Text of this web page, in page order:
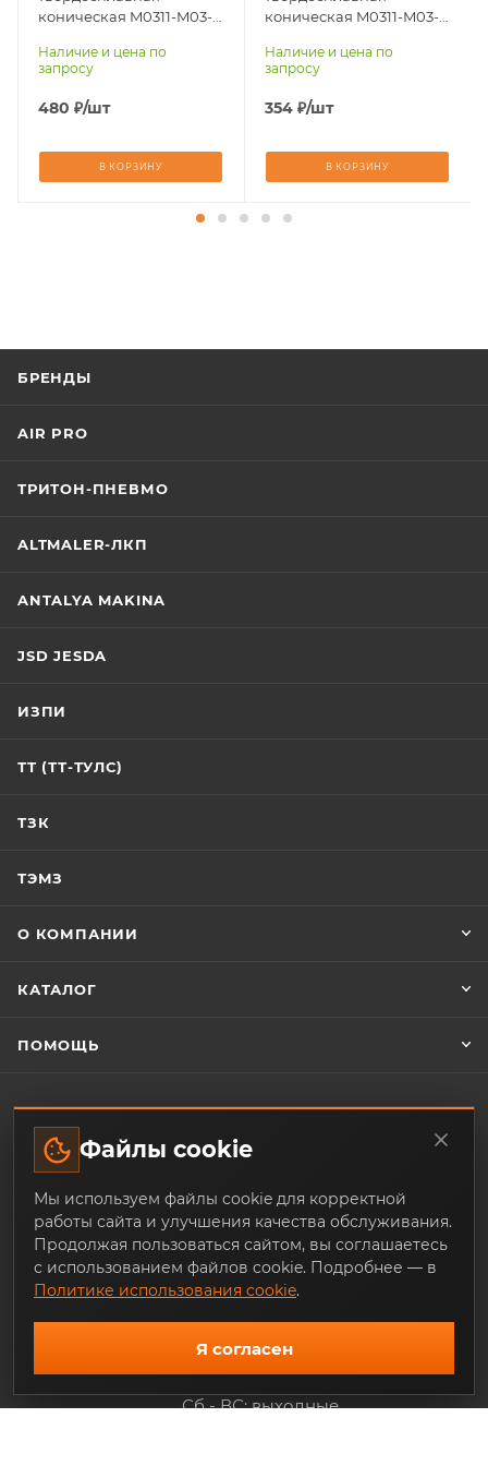
Материал
стали, чугуны,
титан, латунь,
бронза, медь
коническая M0311-M03-
Наличие и цена по
запросу
480 ₽/шт
В КОРЗИНУ
Материал
стали, чугуны,
титан, латунь,
бронза, медь
коническая M0311-M03-
Наличие и цена по
запросу
354 ₽/шт
В КОРЗИНУ
БРЕНДЫ
AIR PRO
ТРИТОН-ПНЕВМО
ALTMALER-ЛКП
ANTALYA MAKINA
JSD JESDA
ИЗПИ
ТТ (ТТ-ТУЛС)
ТЗК
ТЭМЗ
О КОМПАНИИ
КАТАЛОГ
ПОМОЩЬ
ЗАКАЗАТЬ ОБРАТНЫЙ ЗВОНОК
+7 (343) 253-07-64
mail@trade-techno.ru
г. Екатеринбург, ул. Ангарская, 77-
119
Сб - ВС: выходные
Файлы cookie
Мы используем файлы cookie для корректной
работы сайта и улучшения качества обслуживания.
Продолжая пользоваться сайтом, вы соглашаетесь
с использованием файлов cookie. Подробнее — в
Политике использования cookie.
Я согласен